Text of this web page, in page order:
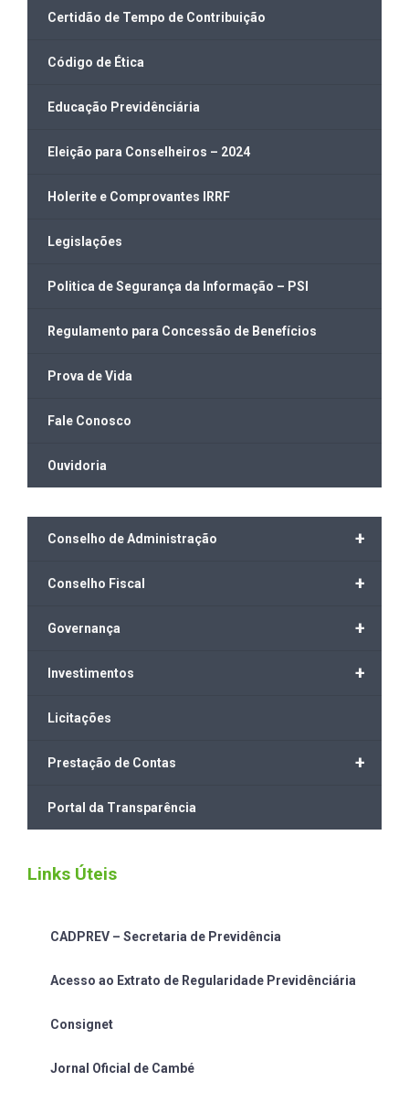
Certidão de Tempo de Contribuição
Código de Ética
Educação Previdênciária
Eleição para Conselheiros – 2024
Holerite e Comprovantes IRRF
Legislações
Politica de Segurança da Informação – PSI
Regulamento para Concessão de Benefícios
Prova de Vida
Fale Conosco
Ouvidoria
+
Conselho de Administração
+
Conselho Fiscal
+
Governança
+
Investimentos
Licitações
+
Prestação de Contas
Portal da Transparência
Links Úteis
CADPREV – Secretaria de Previdência
Acesso ao Extrato de Regularidade Previdênciária
Consignet
Jornal Oficial de Cambé